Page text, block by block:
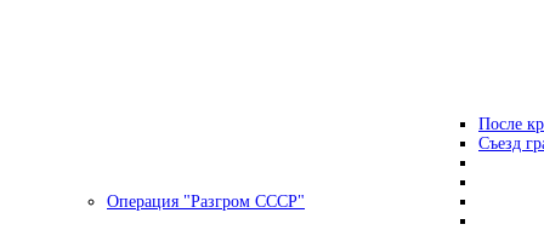
После
Съезд
Операция "Разгром СССР"